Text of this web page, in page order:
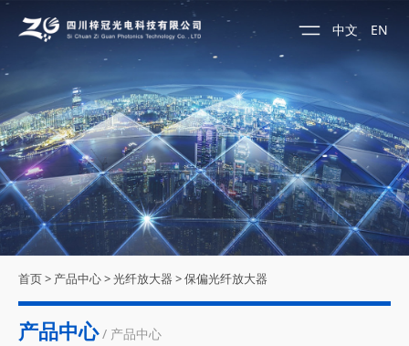
中文 EN
首页> 产品中心>光纤放大器 >保偏光纤放大器
产品中心 / 产品中心